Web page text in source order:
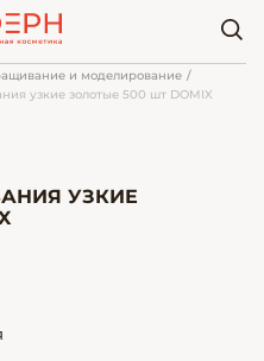
и моделирование
узкие золотые 500 шт DOMIX
УЗКИЕ